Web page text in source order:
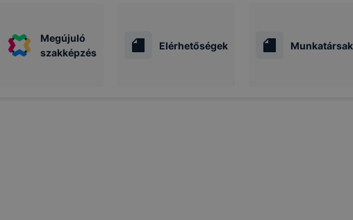
Megújuló
szakképzés
Elérhetőségek Munkatársak